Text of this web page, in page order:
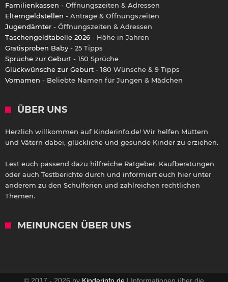
Familienkassen - Öffnungszeiten & Adressen
Elterngeldstellen - Anträge & Öffnungszeiten
Jugendämter - Öffnungszeiten & Adressen
Taschengeldtabelle 2026 - Höhe in Jahren
Gratisproben Baby - 25 Tipps
Sprüche zur Geburt - 150 Sprüche
Glückwünsche zur Geburt - 180 Wünsche & 9 Tipps
Vornamen - Beliebte Namen für Jungen & Mädchen
ÜBER UNS
Herzlich willkommen auf Kinderinfo.de! Wir helfen Müttern
und Vätern dabei, glückliche und gesunde Kinder zu erziehen.
Lest euch passend dazu hilfreiche Ratgeber, Kaufberatungen
oder auch Testberichte durch und informiert euch hier unter
anderem zu den Schulferien und zahlreichen rechtlichen
Themen.
MEINUNGEN ÜBER UNS